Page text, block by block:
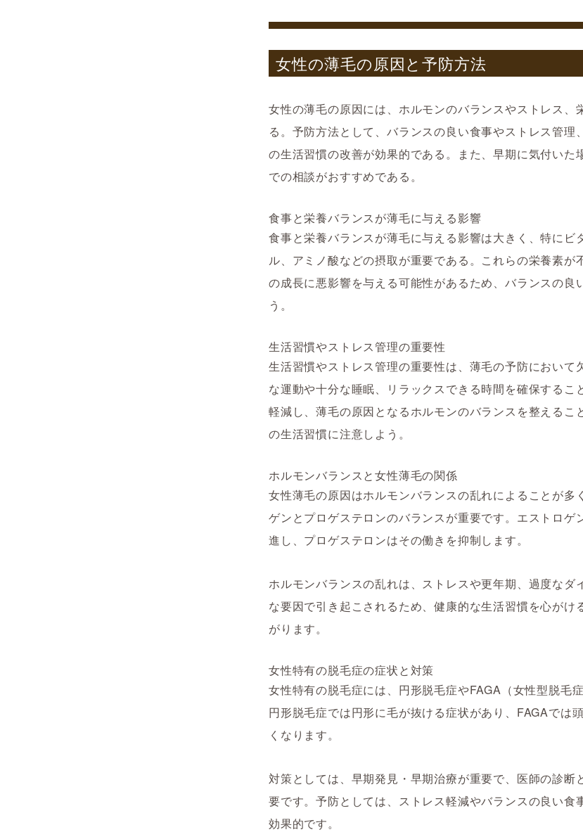
女性の薄毛の原因と予防方法
女性の薄毛の原因には、ホルモンのバランスやストレス、
る。予防方法として、バランスの良い食事やストレス管理
の生活習慣の改善が効果的である。また、早期に気付いた
での相談がおすすめである。
食事と栄養バランスが薄毛に与える影響
食事と栄養バランスが薄毛に与える影響は大きく、特にビ
ル、アミノ酸などの摂取が重要である。これらの栄養素が
の成長に悪影響を与える可能性があるため、バランスの良
う。
生活習慣やストレス管理の重要性
生活習慣やストレス管理の重要性は、薄毛の予防において
な運動や十分な睡眠、リラックスできる時間を確保するこ
軽減し、薄毛の原因となるホルモンのバランスを整えるこ
の生活習慣に注意しよう。
ホルモンバランスと女性薄毛の関係
女性薄毛の原因はホルモンバランスの乱れによることが多
ゲンとプロゲステロンのバランスが重要です。エストロゲ
進し、プロゲステロンはその働きを抑制します。
ホルモンバランスの乱れは、ストレスや更年期、過度なダ
な要因で引き起こされるため、健康的な生活習慣を心がけ
がります。
女性特有の脱毛症の症状と対策
女性特有の脱毛症には、円形脱毛症やFAGA（女性型脱毛症
円形脱毛症では円形に毛が抜ける症状があり、FAGAでは
くなります。
対策としては、早期発見・早期治療が重要で、医師の診断
要です。予防としては、ストレス軽減やバランスの良い食
効果的です。